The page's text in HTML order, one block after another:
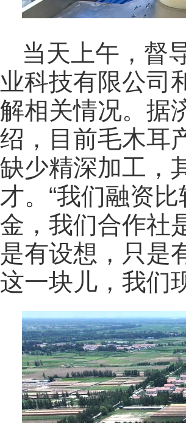
当天上午，督
业科技有限公司
解相关情况。据
绍，目前毛木耳
缺少精深加工，
才。“我们融资
金，我们合作社
是有设想，只是
这一块儿，我们